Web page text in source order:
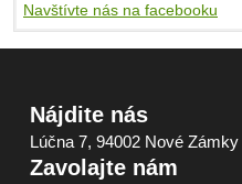
Navštívte nás na facebooku
Nájdite nás
Lúčna 7, 94002 Nové Zámky
Zavolajte nám